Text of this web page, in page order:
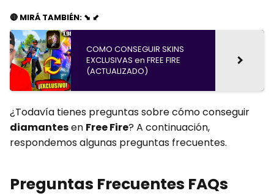
🔴 MIRÁ TAMBIÉN: ⬊ ⬋
COMO CONSEGUIR SKINS
EXCLUSIVAS en FREE FIRE
(ACTUALIZADO)
¿Todavía tienes preguntas sobre cómo conseguir
diamantesen Free Fire? A continuación,
respondemos algunas preguntas frecuentes.
Preguntas Frecuentes FAQs